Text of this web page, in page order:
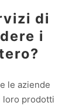
di
i
le aziende
loro prodotti